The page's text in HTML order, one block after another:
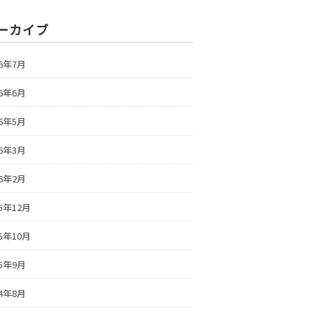
カイブ
年7月
年6月
年5月
年3月
年2月
年12月
年10月
年9月
年8月